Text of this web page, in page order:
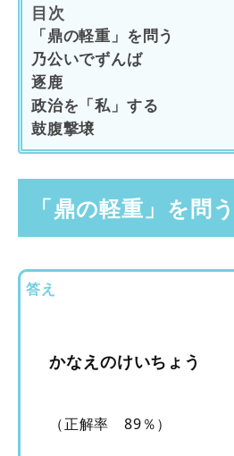
目次
「鼎の軽重」を問う
乃公いでずんば
逐鹿
政治を「私」する
鼓腹撃壌
「鼎の軽重」を問う
答え
かなえのけいちょう
（正解率 89％）